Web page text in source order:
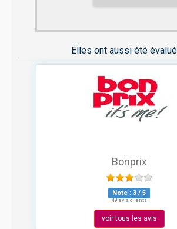
Elles ont aussi été
Bonprix
Note : 3 / 5
49 avis clients
voir tous les avis